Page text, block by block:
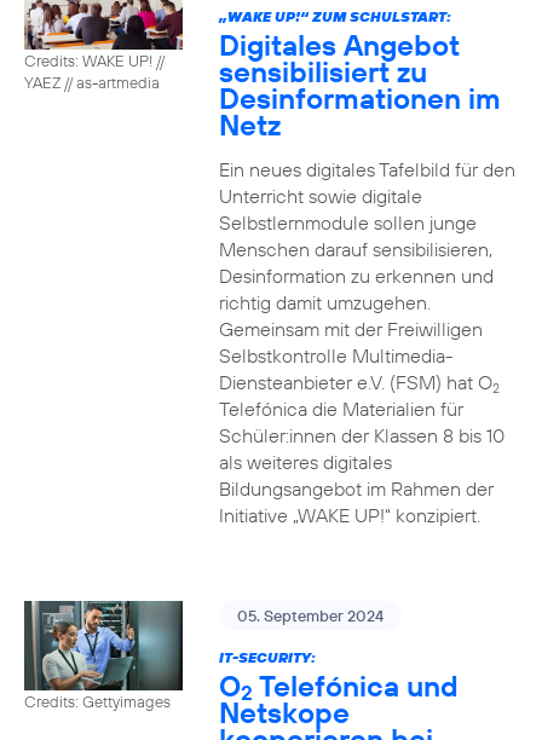
Credits: WAKE UP! //
YAEZ // as-artmedia
„WAKE UP!“ ZUM SCHULSTART:
Digitales Angebot
sensibilisiert zu
Desinformationen im
Netz
Ein neues digitales Tafelbild für den
Unterricht sowie digitale
Selbstlernmodule sollen junge
Menschen darauf sensibilisieren,
Desinformation zu erkennen und
richtig damit umzugehen.
Gemeinsam mit der Freiwilligen
Selbstkontrolle Multimedia-
Diensteanbieter e.V. (FSM) hat O2
Telefónica die Materialien für
Schüler:innen der Klassen 8 bis 10
als weiteres digitales
Bildungsangebot im Rahmen der
Initiative „WAKE UP!“ konzipiert.
Credits: Gettyimages
05. September 2024
IT-SECURITY:
O2 Telefónica und
Netskope